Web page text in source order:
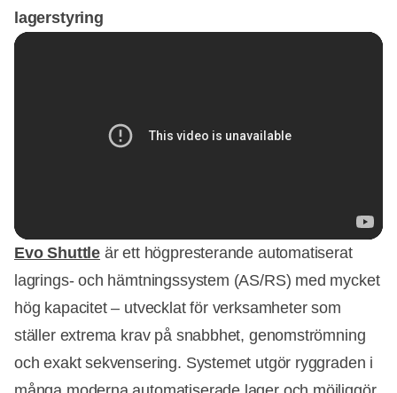
lagerstyring
Evo Shuttle är ett högpresterande automatiserat
lagrings- och hämtningssystem (AS/RS) med mycket
hög kapacitet – utvecklat för verksamheter som
ställer extrema krav på snabbhet, genomströmning
och exakt sekvensering. Systemet utgör ryggraden i